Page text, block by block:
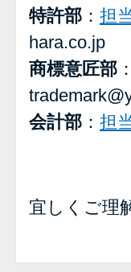
特許部 ： 担
hara.co.jp
商標意匠部 ：
会計部 ： 担
宜しくご理